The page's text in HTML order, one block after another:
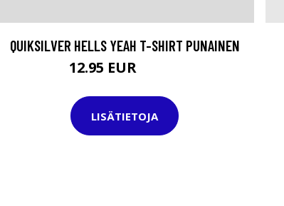
QUIKSILVER HELLS YEAH T-SHIRT PUNAINEN
12.95 EUR
LISÄTIETOJA